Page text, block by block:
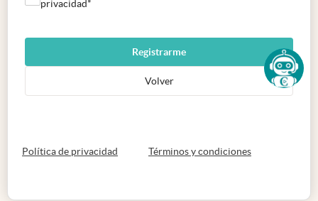
privacidad*
Registrarme
Volver
Política de privacidad abre en nueva pestaña
Términos y condicionesabre en nueva